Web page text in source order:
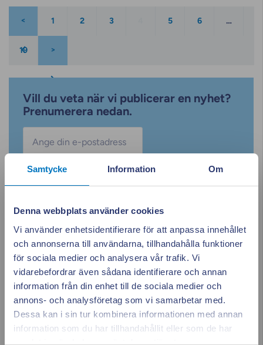
Samtycke Information Om
Denna webbplats använder cookies
Vi använder enhetsidentifierare för att anpassa innehållet
och annonserna till användarna, tillhandahålla funktioner
för sociala medier och analysera vår trafik. Vi
vidarebefordrar även sådana identifierare och annan
information från din enhet till de sociala medier och
annons- och analysföretag som vi samarbetar med.
Dessa kan i sin tur kombinera informationen med annan
information som du har tillhandahållit eller som de har
samlat in när du har använt deras tjänster.
1 2 3 5 6 …
19
Vill du veta när vi publicerar en nyhet?
Prenumerera nedan.
Samtycke*
Jag vill hålla mig uppdaterad och godkänner att
Kalmar Energi använder min e-postadress för digital
prenumeration genom att klicka på en länk i
Kategorier
Elbilsladdning
Stäng